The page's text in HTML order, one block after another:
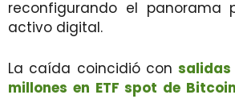
reconfigurando el panorama
activo digital.
La caída coincidió consalidas
millones en ETF spot de Bitcoin